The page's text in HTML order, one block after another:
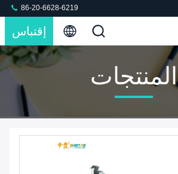
86-20-6628-6219
إقتباس
المنتجات